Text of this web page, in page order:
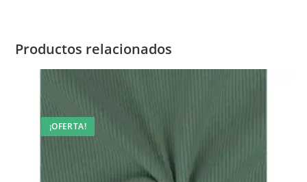
Productos relacionados
¡OFERTA!